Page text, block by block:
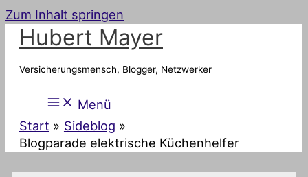
Zum Inhalt springen
Hubert Mayer
Versicherungsmensch, Blogger, Netzwerker
Menü
Start
Sideblog
Blogparade elektrische Küchenhelfer